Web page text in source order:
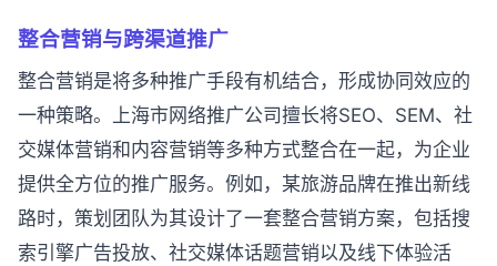
整合营销与跨渠道推广
整合营销是将多种推广手段有机结合，形成协同效应的
一种策略。上海市网络推广公司擅长将SEO、SEM、社
交媒体营销和内容营销等多种方式整合在一起，为企业
提供全方位的推广服务。例如，某旅游品牌在推出新线
路时，策划团队为其设计了一套整合营销方案，包括搜
索引擎广告投放、社交媒体话题营销以及线下体验活